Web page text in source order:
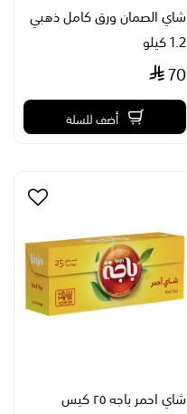
شاي الصمان ورق كامل ذهبي
1.2 كيلو
70
أضف للسلة
شاي احمر باجه ٢٥ كيس